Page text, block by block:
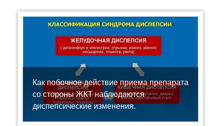
Как побочное действие приема препарата
со стороны ЖКТ наблюдаются
диспепсические изменения.